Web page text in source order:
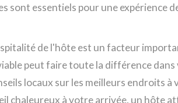
sont essentiels pour une expérience
de l'hôte est un facteur
peut faire toute la différence dans
locaux sur les meilleurs endroits à
chaleureux à votre arrivée, un hôte